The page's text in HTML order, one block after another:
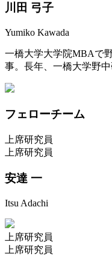
川田 弓子
Yumiko Kawada
一橋大学大学院MBAで
事。長年、一橋大学野
フェローチーム
上席研究員
上席研究員
安達 一
Itsu Adachi
上席研究員
上席研究員